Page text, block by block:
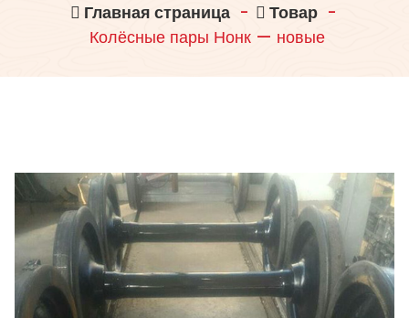
Главная страница- Товар-
Колёсные пары Нонк — новые